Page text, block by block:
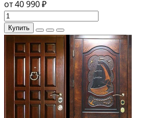
от 40 990 ₽
Купить